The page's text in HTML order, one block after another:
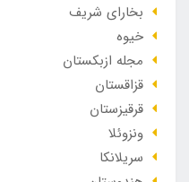
بخارای شریف
خیوه
مجله ازبکستان
قزاقستان
قرقیزستان
ونزوئلا
سریلانکا